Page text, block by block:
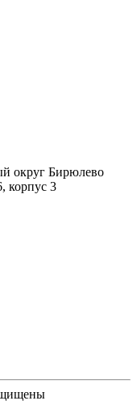
округ Бирюлево
корпус 3